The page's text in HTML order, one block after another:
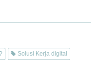
Solusi Kerja digital